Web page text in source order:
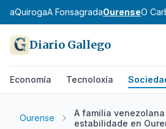
QuirogaA FonsagradaOurenseO
Diario Gallego
Economía Tecnoloxía
Ourense
A familia
estabilidade en